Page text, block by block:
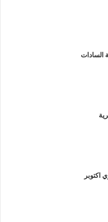
السادات
اكتوبر